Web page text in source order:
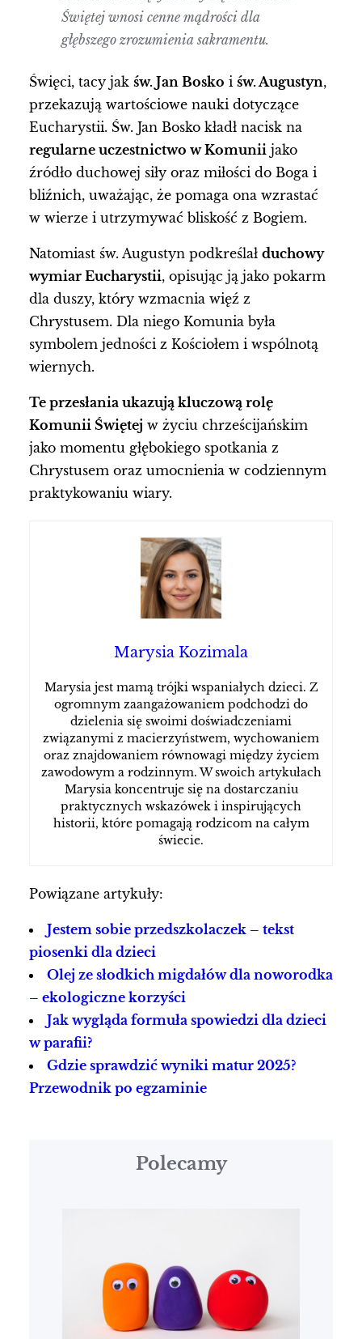
Świętej wnosi cenne mądrości dla
głębszego zrozumienia sakramentu.
Święci, tacy jak św. Jan Bosko i św. Augustyn,
przekazują wartościowe nauki dotyczące
Eucharystii. Św. Jan Bosko kładł nacisk na
regularne uczestnictwo w Komunii jako
źródło duchowej siły oraz miłości do Boga i
bliźnich, uważając, że pomaga ona wzrastać
w wierze i utrzymywać bliskość z Bogiem.
Natomiast św. Augustyn podkreślał duchowy
wymiar Eucharystii, opisując ją jako pokarm
dla duszy, który wzmacnia więź z
Chrystusem. Dla niego Komunia była
symbolem jedności z Kościołem i wspólnotą
wiernych.
Te przesłania ukazują kluczową rolę
Komunii Świętej w życiu chrześcijańskim
jako momentu głębokiego spotkania z
Chrystusem oraz umocnienia w codziennym
praktykowaniu wiary.
Marysia Kozimala
Marysia jest mamą trójki wspaniałych dzieci. Z
ogromnym zaangażowaniem podchodzi do
dzielenia się swoimi doświadczeniami
związanymi z macierzyństwem, wychowaniem
oraz znajdowaniem równowagi między życiem
zawodowym a rodzinnym. W swoich artykułach
Marysia koncentruje się na dostarczaniu
praktycznych wskazówek i inspirujących
historii, które pomagają rodzicom na całym
świecie.
Powiązane artykuły:
Jestem sobie przedszkolaczek – tekst
piosenki dla dzieci
Olej ze słodkich migdałów dla noworodka
– ekologiczne korzyści
Jak wygląda formuła spowiedzi dla dzieci
w parafii?
Gdzie sprawdzić wyniki matur 2025?
Przewodnik po egzaminie
Polecamy